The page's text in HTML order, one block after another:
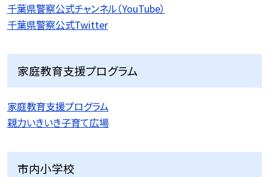
千葉県警察公式チャンネル（YouTube）
千葉県警察公式Twitter
家庭教育支援プログラム
家庭教育支援プログラム
親力いきいき子育て広場
市内小学校